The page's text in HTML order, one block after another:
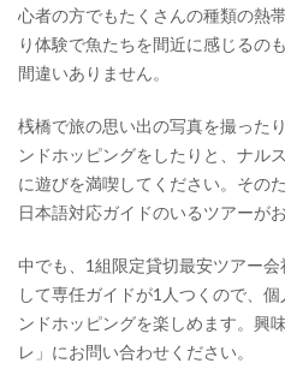
心者の方でもたくさんの種類の熱
り体験で魚たちを間近に感じるの
間違いありません。
桟橋で旅の思い出の写真を撮った
ンドホッピングをしたりと、ナル
に遊びを満喫してください。その
日本語対応ガイドのいるツアーが
中でも、1組限定貸切最安ツアー
して専任ガイドが1人つくので、
ンドホッピングを楽しめます。興
レ」にお問い合わせください。